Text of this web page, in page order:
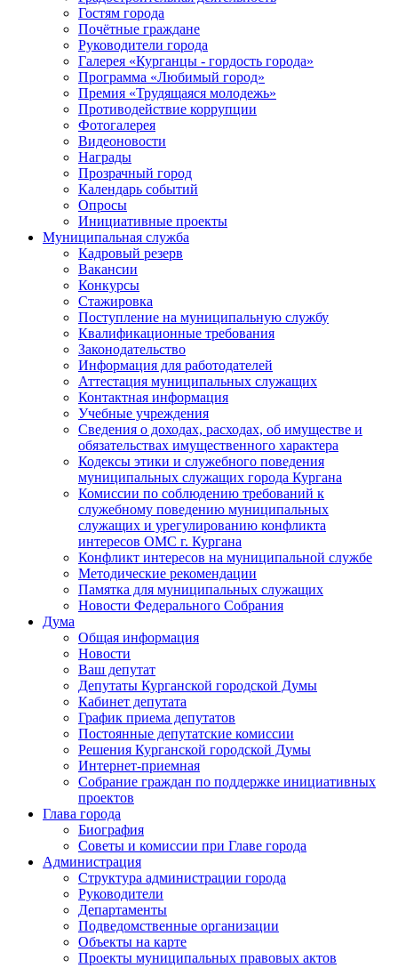
Гостям города
Почётные граждане
Руководители города
Галерея «Курганцы - гордость города»
Программа «Любимый город»
Премия «Трудящаяся молодежь»
Противодействие коррупции
Фотогалерея
Видеоновости
Награды
Прозрачный город
Календарь событий
Опросы
Инициативные проекты
Муниципальная служба
Кадровый резерв
Вакансии
Конкурсы
Стажировка
Поступление на муниципальную службу
Квалификационные требования
Законодательство
Информация для работодателей
Аттестация муниципальных служащих
Контактная информация
Учебные учреждения
Сведения о доходах, расходах, об имуществе и
обязательствах имущественного характера
Кодексы этики и служебного поведения
муниципальных служащих города Кургана
Комиссии по соблюдению требований к
служебному поведению муниципальных
служащих и урегулированию конфликта
интересов ОМС г. Кургана
Конфликт интересов на муниципальной службе
Методические рекомендации
Памятка для муниципальных служащих
Новости Федерального Cобрания
Дума
Общая информация
Новости
Ваш депутат
Депутаты Курганской городской Думы
Кабинет депутата
График приема депутатов
Постоянные депутатские комиссии
Решения Курганской городской Думы
Интернет-приемная
Собрание граждан по поддержке инициативных
проектов
Глава города
Биография
Советы и комиссии при Главе города
Администрация
Структура администрации города
Руководители
Департаменты
Подведомственные организации
Объекты на карте
Проекты муниципальных правовых актов